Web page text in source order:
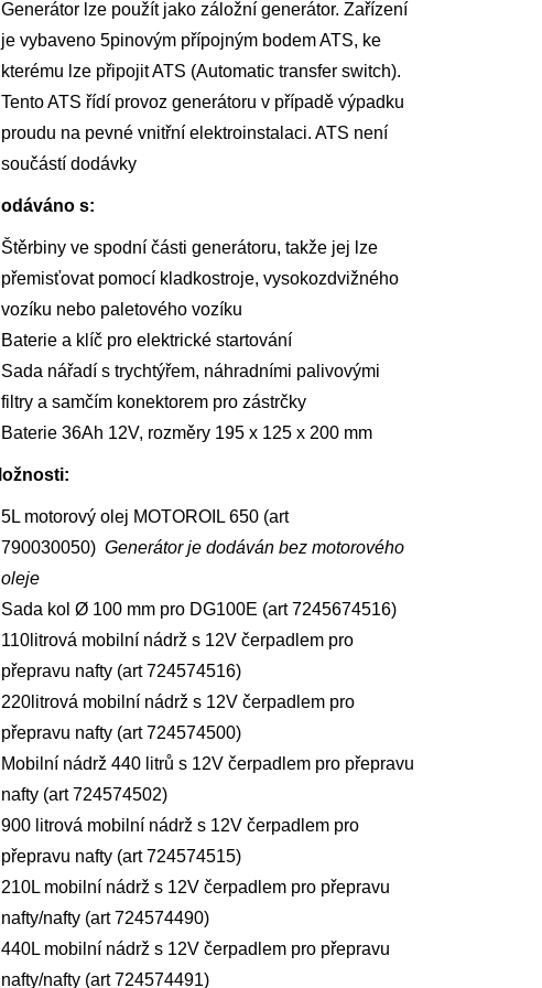
Generátor lze použít jako záložní generátor. Zařízení
je vybaveno 5pinovým přípojným bodem ATS, ke
kterému lze připojit ATS (Automatic transfer switch).
Tento ATS řídí provoz generátoru v případě výpadku
proudu na pevné vnitřní elektroinstalaci. ATS není
součástí dodávky
s:
Štěrbiny ve spodní části generátoru, takže jej lze
přemisťovat pomocí kladkostroje, vysokozdvižného
vozíku nebo paletového vozíku
Baterie a klíč pro elektrické startování
Sada nářadí s trychtýřem, náhradními palivovými
filtry a samčím konektorem pro zástrčky
Baterie 36Ah 12V, rozměry 195 x 125 x 200 mm
5L motorový olej MOTOROIL 650 (art
790030050) Generátor je dodáván bez motorového
oleje
Sada kol Ø 100 mm pro DG100E (art 7245674516)
110litrová mobilní nádrž s 12V čerpadlem pro
přepravu nafty (art 724574516)
220litrová mobilní nádrž s 12V čerpadlem pro
přepravu nafty (art 724574500)
Mobilní nádrž 440 litrů s 12V čerpadlem pro přepravu
nafty (art 724574502)
900 litrová mobilní nádrž s 12V čerpadlem pro
přepravu nafty (art 724574515)
210L mobilní nádrž s 12V čerpadlem pro přepravu
nafty/nafty (art 724574490)
440L mobilní nádrž s 12V čerpadlem pro přepravu
nafty/nafty (art 724574491)